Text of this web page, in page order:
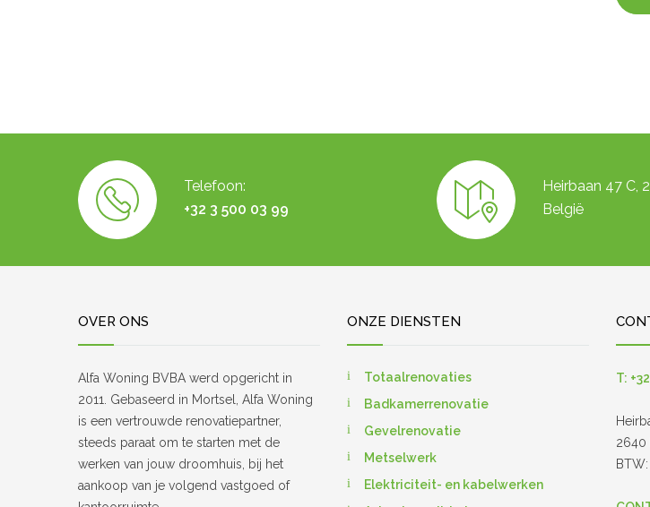
Telefoon:
+32 3 500 03 99
Heirbaan 47 C,
België
OVER ONS
Alfa Woning BVBA werd opgericht in
2011. Gebaseerd in Mortsel, Alfa Woning
is een vertrouwde renovatiepartner,
steeds paraat om te starten met de
werken van jouw droomhuis, bij het
aankoop van je volgend vastgoed of
ONZE DIENSTEN
Totaalrenovaties
Badkamerrenovatie
Gevelrenovatie
Metselwerk
Elektriciteit- en kabelwerken
T:
2640